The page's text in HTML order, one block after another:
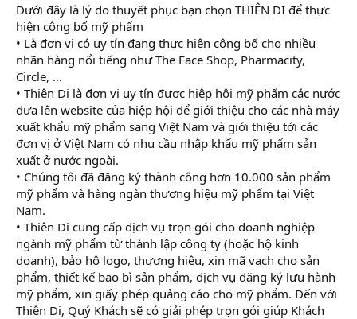
Dưới đây là lý do thuyết phục bạn chọn THIÊN DI để thực
hiện công bố mỹ phẩm
• Là đơn vị có uy tín đang thực hiện công bố cho nhiều
nhãn hàng nổi tiếng như The Face Shop, Pharmacity,
Circle, …
• Thiên Di là đơn vị uy tín được hiệp hội mỹ phẩm các nước
đưa lên website của hiệp hội để giới thiệu cho các nhà máy
xuất khẩu mỹ phẩm sang Việt Nam và giới thiệu tới các
đơn vị ở Việt Nam có nhu cầu nhập khẩu mỹ phẩm sản
xuất ở nước ngoài.
• Chúng tôi đã đăng ký thành công hơn 10.000 sản phẩm
mỹ phẩm và hàng ngàn thương hiệu mỹ phẩm tại Việt
Nam.
• Thiên Di cung cấp dịch vụ trọn gói cho doanh nghiệp
ngành mỹ phẩm từ thành lập công ty (hoặc hộ kinh
doanh), bảo hộ logo, thương hiệu, xin mã vạch cho sản
phẩm, thiết kế bao bì sản phẩm, dịch vụ đăng ký lưu hành
mỹ phẩm, xin giấy phép quảng cáo cho mỹ phẩm. Đến với
Thiên Di, Quý Khách sẽ có giải phép trọn gói giúp Khách